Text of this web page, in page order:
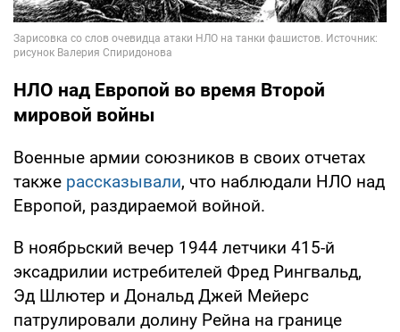
НЛО над Европой во время Второй
мировой войны
Военные армии союзников в своих отчетах
также рассказывали, что наблюдали НЛО над
Европой, раздираемой войной.
В ноябрьский вечер 1944 летчики 415-й
эксадрилии истребителей Фред Рингвальд,
Эд Шлютер и Дональд Джей Мейерс
патрулировали долину Рейна на границе